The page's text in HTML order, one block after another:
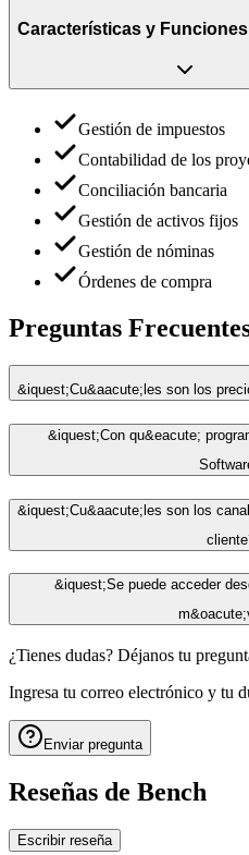
Características y Funciones
Gestión de impuestos
Contabilidad de los
Conciliación bancaria
Gestión de activos fijos
Gestión de nóminas
Órdenes de compra
Preguntas
&iquest;Cu&aacute;les son los
&iquest;Con qu&eacute;
&iquest;Cu&aacute;les son los
&iquest;Se puede acceder
¿Tienes dudas? Déjanos tu
Ingresa tu correo electrónico y tu
Enviar pregunta
Reseñas de Bench
Escribir reseña